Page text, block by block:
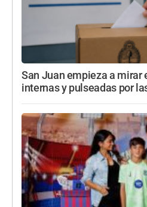
San Juan empieza a mirar
internas y pulseadas por